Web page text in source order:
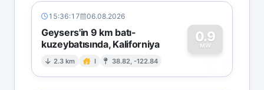
15:36:17 06.08.2026
Geysers'in 9 km batı-
kuzeybatısında, Kaliforniya
2.3 km I 38.82, -122.84
0.9
MW
0